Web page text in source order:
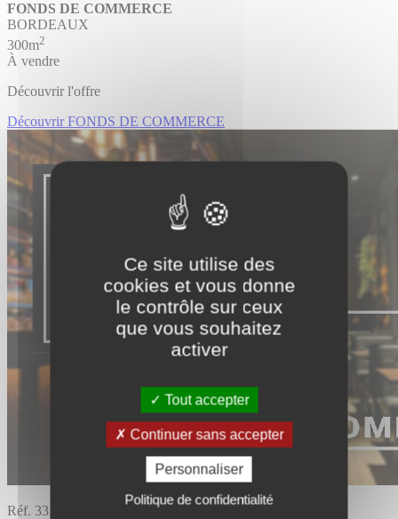
Ce site utilise des
cookies et vous donne
le contrôle sur ceux
que vous souhaitez
activer
Tout accepter
Continuer sans accepter
Personnaliser
Politique de confidentialité
FONDS DE COMMERCE
BORDEAUX
300m2
À vendre
Découvrir l'offre
Découvrir FONDS DE COMMERCE
Réf. 33.4316